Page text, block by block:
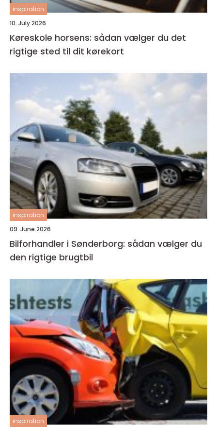
inspiration
10. July 2026
Køreskole horsens: sådan vælger du det
rigtige sted til dit kørekort
inspiration
09. June 2026
Bilforhandler i Sønderborg: sådan vælger du
den rigtige brugtbil
inspiration